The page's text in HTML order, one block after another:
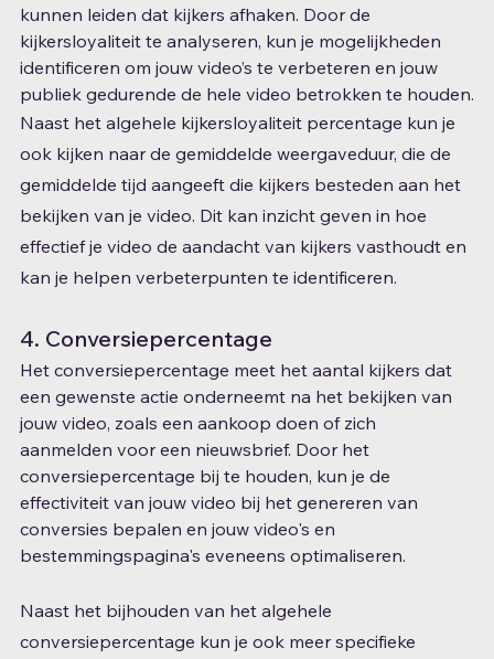
kunnen leiden dat kijkers afhaken. Door de
kijkersloyaliteit te analyseren, kun je mogelijkheden
identificeren om jouw video’s te verbeteren en jouw
publiek gedurende de hele video betrokken te houden.
Naast het algehele kijkersloyaliteit percentage kun je
ook kijken naar de gemiddelde weergaveduur, die de
gemiddelde tijd aangeeft die kijkers besteden aan het
bekijken van je video. Dit kan inzicht geven in hoe
effectief je video de aandacht van kijkers vasthoudt en
kan je helpen verbeterpunten te identificeren.
4. Conversiepercentage
Het conversiepercentage meet het aantal kijkers dat
een gewenste actie onderneemt na het bekijken van
jouw video, zoals een aankoop doen of zich
aanmelden voor een nieuwsbrief. Door het
conversiepercentage bij te houden, kun je de
effectiviteit van jouw video bij het genereren van
conversies bepalen en jouw video's en
bestemmingspagina's eveneens optimaliseren.
Naast het bijhouden van het algehele
conversiepercentage kun je ook meer specifieke